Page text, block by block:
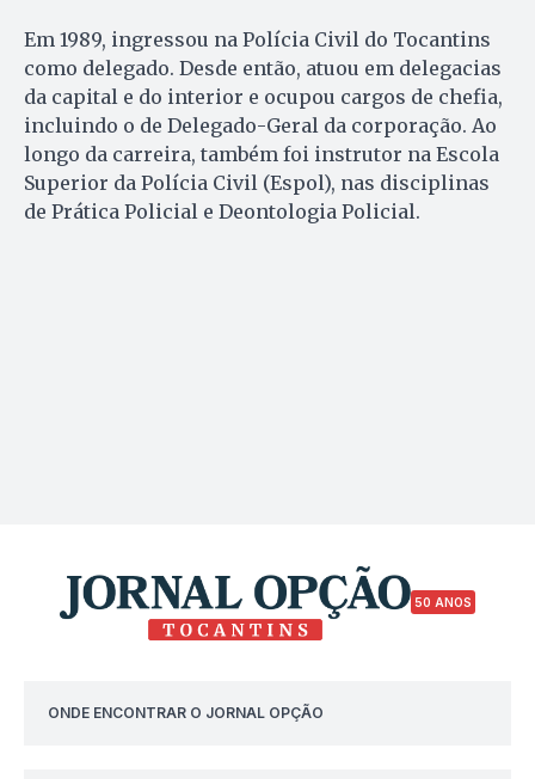
Em 1989, ingressou na Polícia Civil do Tocantins
como delegado. Desde então, atuou em delegacias
da capital e do interior e ocupou cargos de chefia,
incluindo o de Delegado-Geral da corporação. Ao
longo da carreira, também foi instrutor na Escola
Superior da Polícia Civil (Espol), nas disciplinas
de Prática Policial e Deontologia Policial.
50 ANOS
ONDE ENCONTRAR O JORNAL OPÇÃO